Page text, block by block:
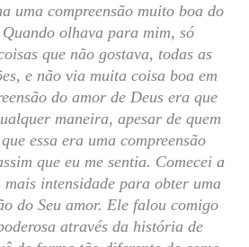
uma compreensão muito boa do
olhava para mim, só
que não gostava, todas as
e não via muita coisa boa em
do amor de Deus era que
maneira, apesar de quem
essa era uma compreensão
que eu me sentia. Comecei a
mais intensidade para obter uma
do Seu amor. Ele falou comigo
através da história de